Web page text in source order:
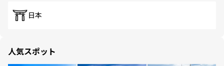
日本
人気スポット